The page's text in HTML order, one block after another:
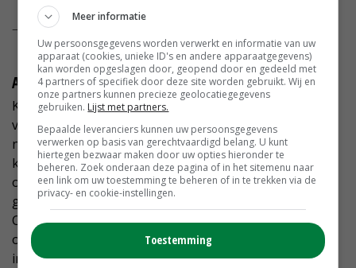
— Annet Kalter (@kalteraardbeien)
Actie voor KiKa
Kalter: 'We wilden de aandacht op sociale media graag
vasthouden. Iemand in de buurt vertelde dat er dit jaar
nog weinig acties waren voor KiKa, de stichting tegen
kinderkanker. Op Facebook hebben we mensen toen
opgeroepen om geld te doneren. Voor iedere 250 euro
gaven we een kist aardbeien aan het Prinses Máxima
Centrum in Utrecht. We hebben dik 6.500 euro
opgehaald en het afleveren van de aardbeien was heel
indrukwekkend.'
Meer informatie
Uw persoonsgegevens worden verwerkt en informatie van uw
apparaat (cookies, unieke ID's en andere apparaatgegevens)
kan worden opgeslagen door, geopend door en gedeeld met
4 partners of specifiek door deze site worden gebruikt. Wij en
onze partners kunnen precieze geolocatiegegevens
gebruiken. Lijst met partners.
Bepaalde leveranciers kunnen uw persoonsgegevens
verwerken op basis van gerechtvaardigd belang. U kunt
hiertegen bezwaar maken door uw opties hieronder te
beheren. Zoek onderaan deze pagina of in het sitemenu naar
een link om uw toestemming te beheren of in te trekken via de
privacy- en cookie-instellingen.
Toestemming